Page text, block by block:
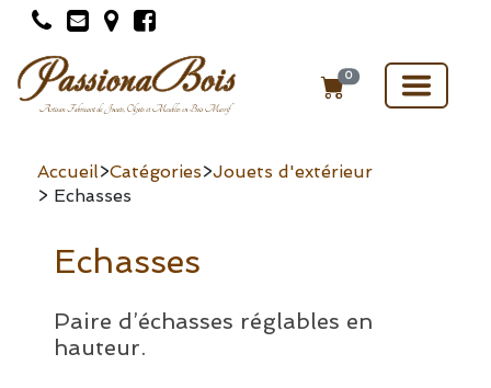
Toggle
0
Accueil>Catégories>Jouets d'extérieur
> Echasses
Echasses
Paire d’échasses réglables en
hauteur.